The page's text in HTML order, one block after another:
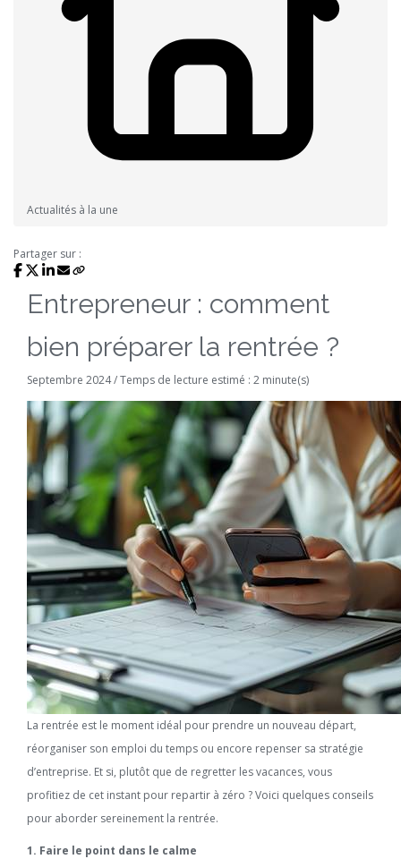
Actualités à la une
Partager sur :
Entrepreneur : comment
bien préparer la rentrée ?
Septembre 2024 / Temps de lecture estimé : 2 minute(s)
La rentrée est le moment idéal pour prendre un nouveau départ,
réorganiser son emploi du temps ou encore repenser sa stratégie
d’entreprise. Et si, plutôt que de regretter les vacances, vous
profitiez de cet instant pour repartir à zéro ? Voici quelques conseils
pour aborder sereinement la rentrée.
1. Faire le point dans le calme